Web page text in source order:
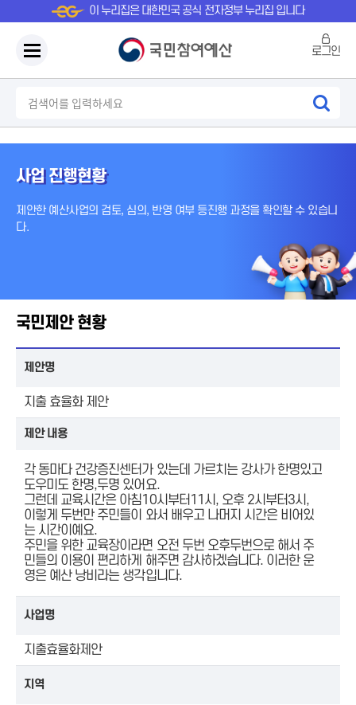
이 누리집은 대한민국 공식 전자정부 누리집 입니다
로그인
사업 진행현황
제안한 예산사업의 검토, 심의, 반영 여부 등진행 과정을 확인할 수 있습니
다.
국민제안 현황
제안명
지출 효율화 제안
제안 내용
각 동마다 건강증진센터가 있는데 가르치는 강사가 한명있고
도우미도 한명,두명 있어요.
그런데 교육시간은 아침10시부터11시, 오후 2시부터3시,
이렇게 두번만 주민들이 와서 배우고 나머지 시간은 비어있
는 시간이예요.
주민을 위한 교육장이라면 오전 두번 오후두번으로 해서 주
민들의 이용이 편리하게 해주면 감사하겠습니다. 이러한 운
영은 예산 낭비라는 생각입니다.
사업명
지출효율화제안
지역